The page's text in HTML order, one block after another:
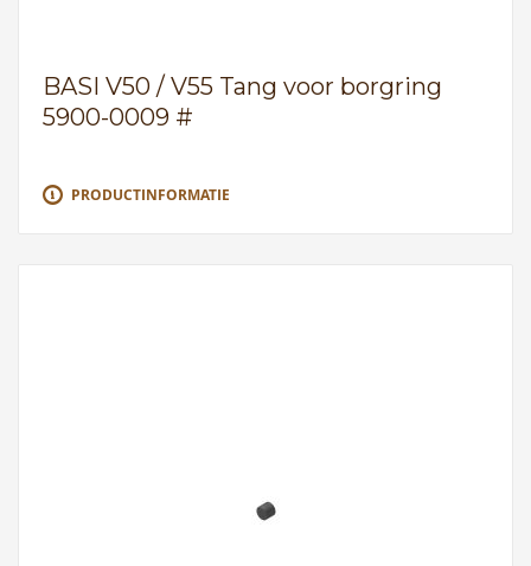
BASI V50 / V55 Tang voor borgring
5900-0009 #
PRODUCTINFORMATIE